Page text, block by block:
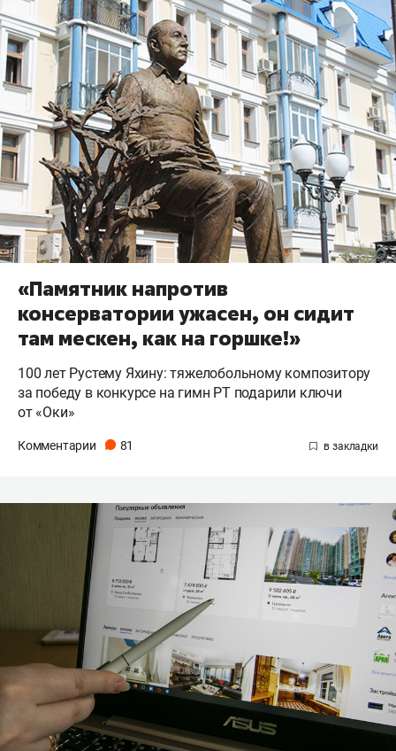
«Памятник напротив
консерватории ужасен, он сидит
там мескен, как на горшке!»
100 лет Рустему Яхину: тяжелобольному композитору
за победу в конкурсе на гимн РТ подарили ключи
от «Оки»
Комментарии 81